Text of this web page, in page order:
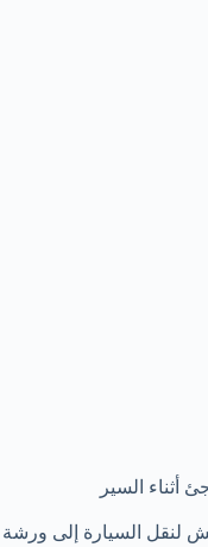
السير
السيارة إلى ورشة